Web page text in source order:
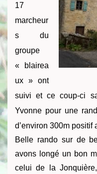
17
marcheur
s du
groupe
« blairea
ux » ont
suivi et ce coup-ci
Yvonne pour une
d’environ 300m positif
Belle rando sur de
avons longé un bon
celui de la